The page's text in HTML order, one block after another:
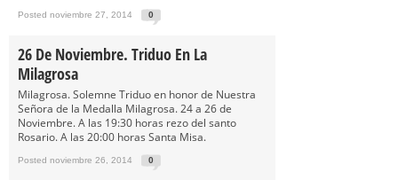
Posted noviembre 27, 2014 0
26 De Noviembre. Triduo En La
Milagrosa
Milagrosa. Solemne Triduo en honor de Nuestra
Señora de la Medalla Milagrosa. 24 a 26 de
Noviembre. A las 19:30 horas rezo del santo
Rosario. A las 20:00 horas Santa Misa.
Posted noviembre 26, 2014 0